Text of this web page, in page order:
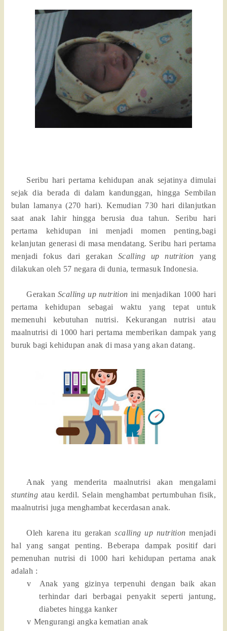
Seribu hari pertama kehidupan anak sejatinya dimulai
sejak dia berada di dalam kandunggan, hingga Sembilan
bulan lamanya (270 hari). Kemudian 730 hari dilanjutkan
saat anak lahir hingga berusia dua tahun. Seribu hari
pertama kehidupan ini menjadi momen penting,bagi
kelanjutan generasi di masa mendatang. Seribu hari pertama
menjadi fokus dari gerakan Scalling up nutrition yang
dilakukan oleh 57 negara di dunia, termasuk Indonesia.
Gerakan Scalling up nutrition ini menjadikan 1000 hari
pertama kehidupan sebagai waktu yang tepat untuk
memenuhi kebutuhan nutrisi. Kekurangan nutrisi atau
maalnutrisi di 1000 hari pertama memberikan dampak yang
buruk bagi kehidupan anak di masa yang akan datang.
Anak yang menderita maalnutrisi akan mengalami
stunting atau kerdil. Selain menghambat pertumbuhan fisik,
maalnutrisi juga menghambat kecerdasan anak.
Oleh karena itu gerakanscalling up nutritionmenjadi
hal yang sangat penting. Beberapa dampak positif dari
pemenuhan nutrisi di 1000 hari kehidupan pertama anak
adalah :
v
Anak yang gizinya terpenuhi dengan baik akan
terhindar dari berbagai penyakit seperti jantung,
diabetes hingga kanker
v Mengurangi angka kematian anak